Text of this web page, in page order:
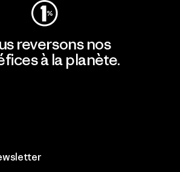
reversons nos
à la planète.